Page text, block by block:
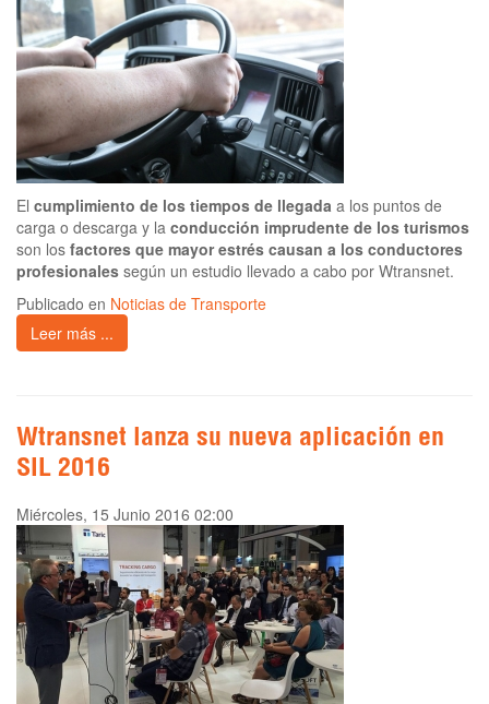
El cumplimiento de los tiempos de llegada a los puntos de
carga o descarga y la conducción imprudente de los turismos
son los factores que mayor estrés causan a los conductores
profesionales según un estudio llevado a cabo por Wtransnet.
Publicado en Noticias de Transporte
Leer más ...
Wtransnet lanza su nueva aplicación en
SIL 2016
Miércoles, 15 Junio 2016 02:00